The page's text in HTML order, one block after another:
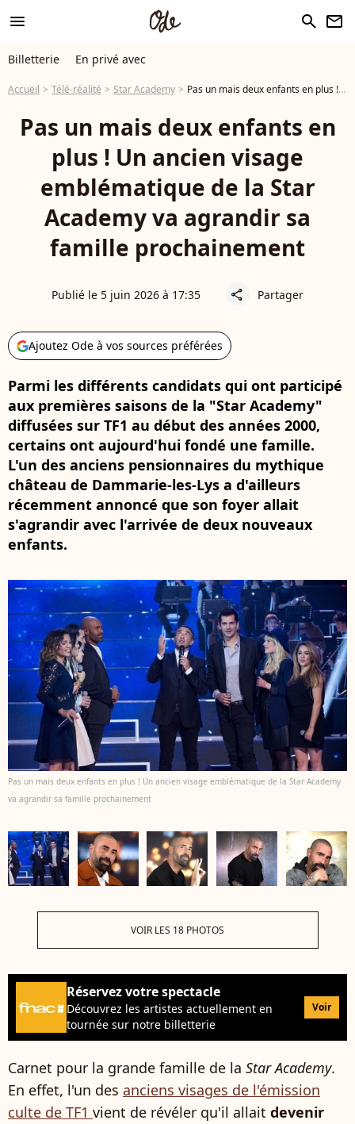
menu search newsletter
Billetterie En privé avec
Accueil Télé-réalité Star Academy Pas un mais deux enfants en plus ! Un ancien visage emblématique de la Star Academy va agrandir sa famille prochainement
Pas un mais deux enfants en
plus ! Un ancien visage
emblématique de la Star
Academy va agrandir sa
famille prochainement
Publié le 5 juin 2026 à 17:35 share Partager
Ajoutez Ode à vos sources préférées
Parmi les différents candidats qui ont participé
aux premières saisons de la "Star Academy"
diffusées sur TF1 au début des années 2000,
certains ont aujourd'hui fondé une famille.
L'un des anciens pensionnaires du mythique
château de Dammarie-les-Lys a d'ailleurs
récemment annoncé que son foyer allait
s'agrandir avec l'arrivée de deux nouveaux
enfants.
Pas un mais deux enfants en plus ! Un ancien visage emblématique de la Star Academy
va agrandir sa famille prochainement
VOIR LES 18 PHOTOS
Réservez votre spectacle
Découvrez les artistes actuellement en
tournée sur notre billetterie
Voir
Carnet pour la grande famille de la Star Academy.
En effet, l'un des anciens visages de l'émission
culte de TF1 vient de révéler qu'il allait devenir